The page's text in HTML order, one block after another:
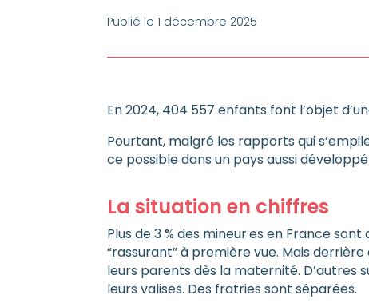
Publié le 1 décembre 2025
En 2024, 404 557 enfants font l’objet
Pourtant, malgré les rapports qui
ce possible dans un pays aussi
La situation en chiffres
Plus de 3 % des mineur·es en France
“rassurant” à première vue. Mais
leurs parents dès la maternité. D’autres
leurs valises. Des fratries sont séparées.